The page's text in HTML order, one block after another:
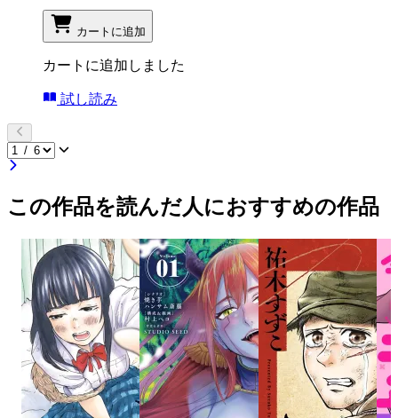
カートに追加
カートに追加しました
試し読み
この作品を読んだ人におすすめの作品